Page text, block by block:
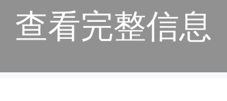
查看完整信息